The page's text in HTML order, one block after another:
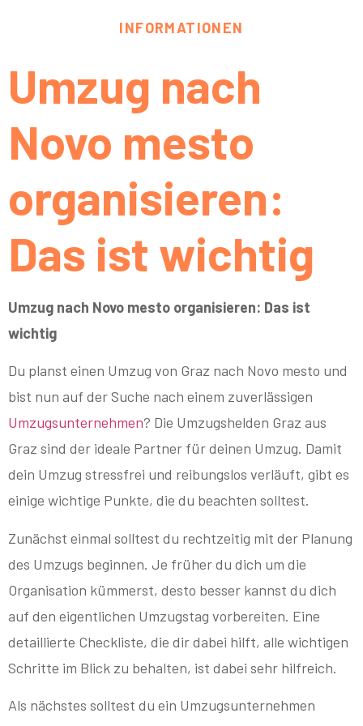
INFORMATIONEN
Umzug nach
Novo mesto
organisieren:
Das ist wichtig
Umzug nach Novo mesto organisieren: Das ist
wichtig
Du planst einen Umzug von Graz nach Novo mesto und
bist nun auf der Suche nach einem zuverlässigen
Umzugsunternehmen? Die Umzugshelden Graz aus
Graz sind der ideale Partner für deinen Umzug. Damit
dein Umzug stressfrei und reibungslos verläuft, gibt es
einige wichtige Punkte, die du beachten solltest.
Zunächst einmal solltest du rechtzeitig mit der Planung
des Umzugs beginnen. Je früher du dich um die
Organisation kümmerst, desto besser kannst du dich
auf den eigentlichen Umzugstag vorbereiten. Eine
detaillierte Checkliste, die dir dabei hilft, alle wichtigen
Schritte im Blick zu behalten, ist dabei sehr hilfreich.
Als nächstes solltest du ein Umzugsunternehmen